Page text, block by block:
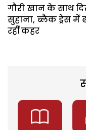
गौरी खान के साथ
सुहाना, ब्लैक ड्रेस में
रहीं कहर